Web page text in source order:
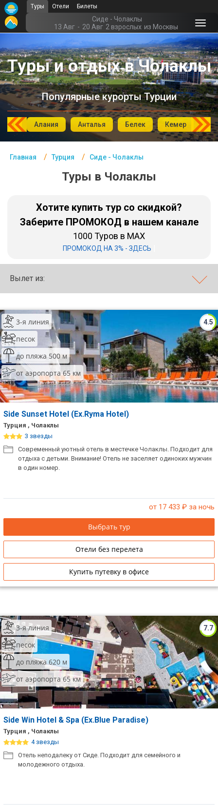
Туры Отели Билеты
Сиде - Чолаклы
13 Авг - 20 Авг 2 взрослых из Москвы
Туры и отдых в Чолаклы
Популярные курорты Турции
Алания Анталья Белек Кемер
Главная Турция Сиде - Чолаклы
Туры в Чолаклы
Хотите купить тур со скидкой?
Заберите ПРОМОКОД в нашем канале
1000 Туров в MAX
ПРОМОКОД НА 3% - ЗДЕСЬ
Вылет из:
4.5
3-я линия
песок
до пляжа 500 м
от аэропорта 65 км
Side Sunset Hotel (Ex.Ryma Hotel)
Турция , Чолаклы
3 звезды
Современный уютный отель в местечке Чолаклы. Подходит для
отдыха с детьми. Внимание! Отель не заселяет одиноких мужчин
в один номер.
от 17 433 ₽ за ночь
Выбрать тур
Отели без перелета
Купить путевку в офисе
7.7
3-я линия
песок
до пляжа 620 м
от аэропорта 65 км
Side Win Hotel & Spa (Ex.Blue Paradise)
Турция , Чолаклы
4 звезды
Отель неподалеку от Сиде. Подходит для семейного и
молодежного отдыха.
Главная
Турция- Курорты
Офис г. Москва
Помощь
Подборки отелей
Турция
ОАЭ
Шри Ланка
Хайнань
Северный Гоа
Южный Гоа
Занзибар
Абхазия
Большой Сочи
Кав Мин Воды
Экскурсионные туры
VIP отели 5 звезд
ТОП 10 лучших отелей 5*
звезды
Лучшие отели 3* звезды
Недорогие отели 3*
звезды
Сетевые отели Египта
Сетевые отели ОАЭ
Сетевые отели Таиланда
Сетевые отели Шри Ланки
Сетевые отели Вьетнама
Сетевые отели Мальдив